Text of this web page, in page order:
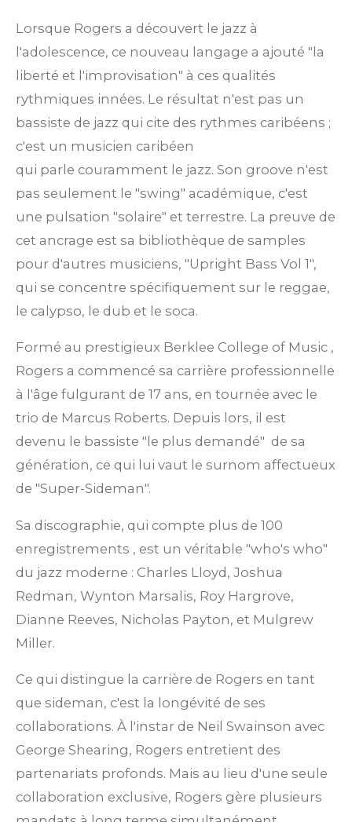
Lorsque Rogers a découvert le jazz à
l'adolescence, ce nouveau langage a ajouté "la
liberté et l'improvisation" à ces qualités
rythmiques innées. Le résultat n'est pas un
bassiste de jazz qui cite des rythmes caribéens ;
c'est un musicien caribéen
qui parle couramment le jazz. Son groove n'est
pas seulement le "swing" académique, c'est
une pulsation "solaire" et terrestre. La preuve de
cet ancrage est sa bibliothèque de samples
pour d'autres musiciens, "Upright Bass Vol 1",
qui se concentre spécifiquement sur le reggae,
le calypso, le dub et le soca.
Formé au prestigieux Berklee College of Music ,
Rogers a commencé sa carrière professionnelle
à l'âge fulgurant de 17 ans, en tournée avec le
trio de Marcus Roberts. Depuis lors, il est
devenu le bassiste "le plus demandé" de sa
génération, ce qui lui vaut le surnom affectueux
de "Super-Sideman".
Sa discographie, qui compte plus de 100
enregistrements , est un véritable "who's who"
du jazz moderne : Charles Lloyd, Joshua
Redman, Wynton Marsalis, Roy Hargrove,
Dianne Reeves, Nicholas Payton, et Mulgrew
Miller.
Ce qui distingue la carrière de Rogers en tant
que sideman, c'est la longévité de ses
collaborations. À l'instar de Neil Swainson avec
George Shearing, Rogers entretient des
partenariats profonds. Mais au lieu d'une seule
collaboration exclusive, Rogers gère plusieurs